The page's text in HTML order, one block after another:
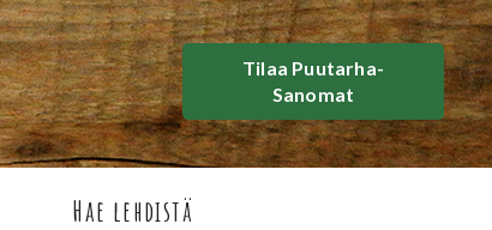
Tilaa Puutarha-
Sanomat
Hae lehdistä